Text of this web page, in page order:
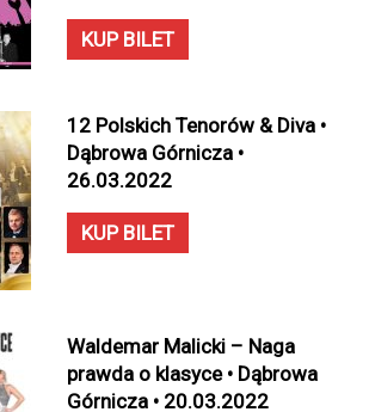
KUP BILET
12 Polskich Tenorów & Diva •
Dąbrowa Górnicza •
26.03.2022
KUP BILET
Waldemar Malicki – Naga
prawda o klasyce • Dąbrowa
Górnicza • 20.03.2022